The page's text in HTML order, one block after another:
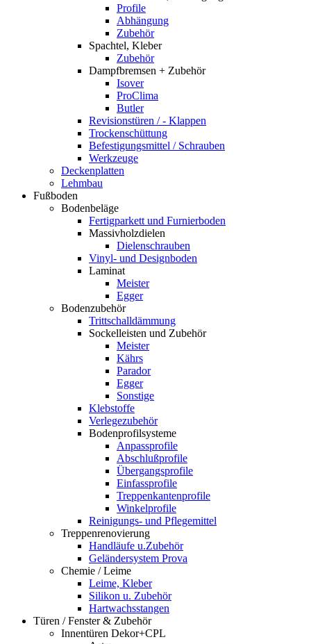
Profile
Abhängung
Zubehör
Spachtel, Kleber
Zubehör
Dampfbremsen + Zubehör
Isover
ProClima
Butler
Revisionstüren / - Klappen
Trockenschüttung
Befestigungsmittel / Schrauben
Werkzeuge
Deckenplatten
Lehmbau
Fußboden
Bodenbeläge
Fertigparkett und Furnierboden
Massivholzdielen
Dielenschrauben
Vinyl- und Designboden
Laminat
Meister
Egger
Bodenzubehör
Trittschalldämmung
Sockelleisten und Zubehör
Meister
Kährs
Parador
Egger
Sonstige
Klebstoffe
Verlegezubehör
Bodenprofilsysteme
Anpassprofile
Abschlußprofile
Übergangsprofile
Einfassprofile
Treppenkantenprofile
Winkelprofile
Reinigungs- und Pflegemittel
Treppenrenovierung
Handläufe u.Zubehör
Geländersystem Prova
Chemie / Leime
Leime, Kleber
Silikon u. Zubehör
Hartwachsstangen
Türen / Fenster & Zubehör
Innentüren Dekor+CPL